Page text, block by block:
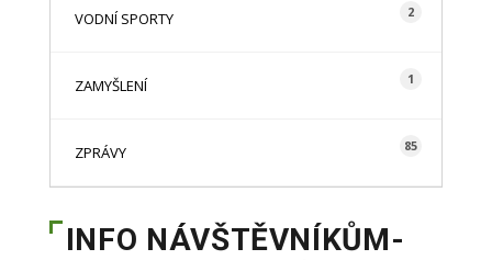
VODNÍ SPORTY 2
ZAMYŠLENÍ 1
ZPRÁVY 85
INFO NÁVŠTĚVNÍKŮM-